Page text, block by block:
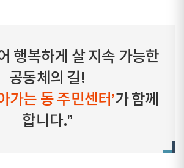
행복하게 살 지속 가능한
공동체의 길!
가는 동 주민센터’가 함께
합니다.”